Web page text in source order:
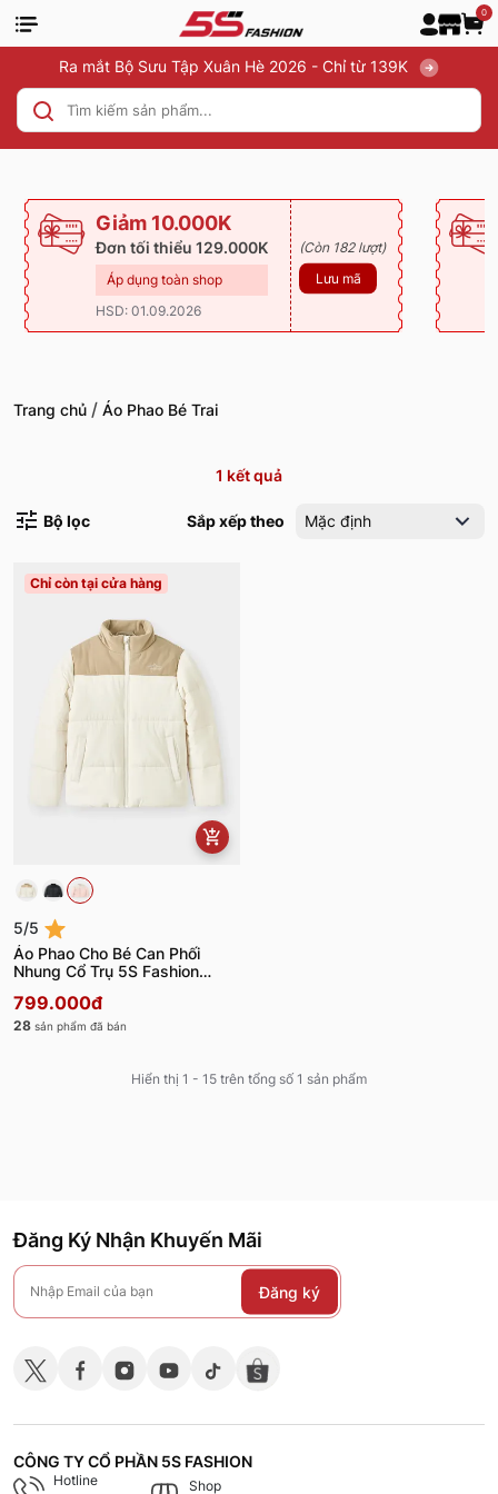
0
Ra mắt Bộ Sưu Tập Xuân Hè 2026 - Chỉ từ 139K
Giảm 10.000K
Đơn tối thiểu 129.000K
Áp dụng toàn shop
HSD: 01.09.2026
(Còn 182 lượt)
Lưu mã
Trang chủ / Áo Phao Bé Trai
1 kết quả
Bộ lọc Sắp xếp theo Mặc định
Chỉ còn tại cửa hàng
5/5
Áo Phao Cho Bé Can Phối
Nhung Cổ Trụ 5S Fashion
799.000đ
28 sản phẩm đã bán
Hiển thị 1 - 15 trên tổng số 1 sản phẩm
Đăng Ký Nhận Khuyến Mãi
Đăng ký
CÔNG TY CỔ PHẦN 5S FASHION
Hotline Shop